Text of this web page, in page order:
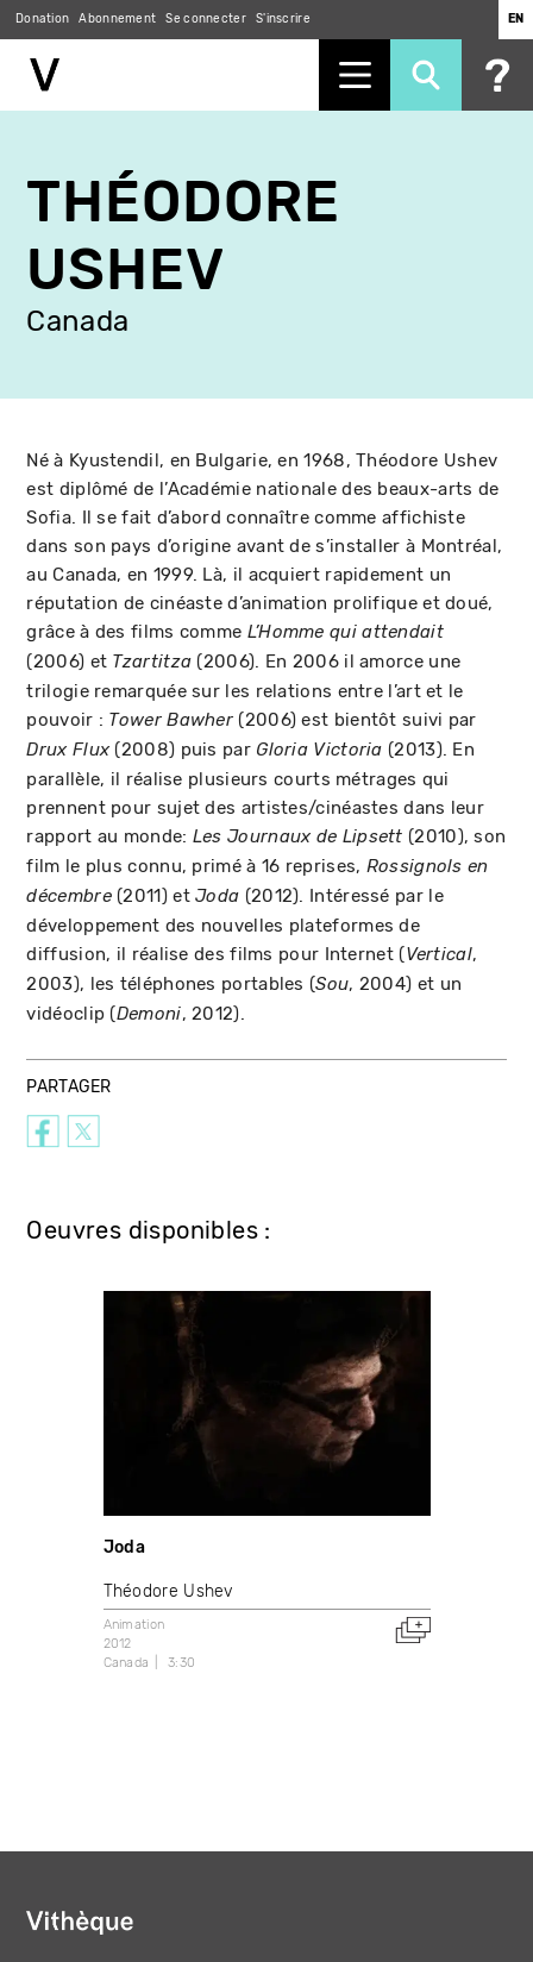
contenu
principal
Donation Abonnement Se connecter S'inscrire EN
THÉODORE
USHEV
Canada
Né à Kyustendil, en Bulgarie, en 1968, Théodore Ushev
est diplômé de l’Académie nationale des beaux-arts de
Sofia. Il se fait d’abord connaître comme affichiste
dans son pays d’origine avant de s’installer à Montréal,
au Canada, en 1999. Là, il acquiert rapidement un
réputation de cinéaste d’animation prolifique et doué,
grâce à des films comme L’Homme qui attendait
(2006) et Tzartitza (2006). En 2006 il amorce une
trilogie remarquée sur les relations entre l’art et le
pouvoir : Tower Bawher (2006) est bientôt suivi par
Drux Flux (2008) puis par Gloria Victoria (2013). En
parallèle, il réalise plusieurs courts métrages qui
prennent pour sujet des artistes/cinéastes dans leur
rapport au monde: Les Journaux de Lipsett (2010), son
film le plus connu, primé à 16 reprises, Rossignols en
décembre(2011) etJoda (2012). Intéressé par le
développement des nouvelles plateformes de
diffusion, il réalise des films pour Internet (Vertical,
2003), les téléphones portables (Sou, 2004) et un
vidéoclip (Demoni, 2012).
PARTAGER
Oeuvres disponibles :
Joda
Théodore Ushev
Animation
2012
Canada
3:30